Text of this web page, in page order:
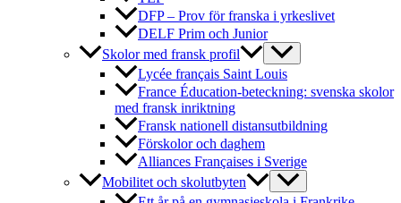
DFP – Prov för franska i yrkeslivet
DELF Prim och Junior
Skolor med fransk profil
Lycée français Saint Louis
France Éducation-beteckning: svenska skolor
med fransk inriktning
Fransk nationell distansutbildning
Förskolor och daghem
Alliances Françaises i Sverige
Mobilitet och skolutbyten